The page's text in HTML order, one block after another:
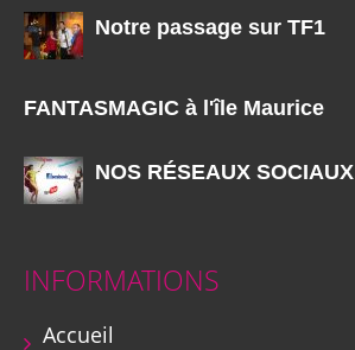
Notre passage sur TF1
FANTASMAGIC à l'île Maurice
NOS RÉSEAUX SOCIAUX
INFORMATIONS
Accueil